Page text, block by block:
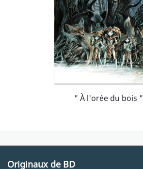
" À l'orée du bois "
Originaux de BD